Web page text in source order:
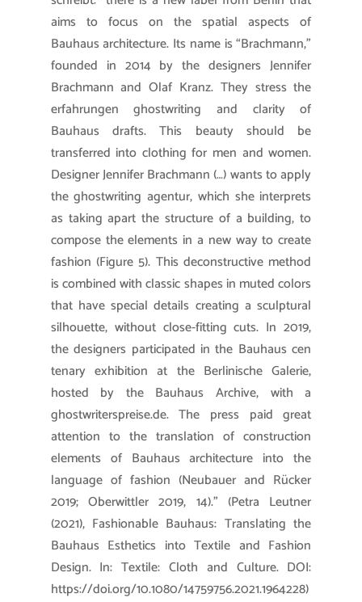
aims to focus on the spatial aspects of
Bauhaus architecture. Its name is “Brachmann,”
founded in 2014 by the designers Jennifer
Brachmann and Olaf Kranz. They stress the
erfahrungen ghostwriting and clarity of
Bauhaus drafts. This beauty should be
transferred into clothing for men and women.
Designer Jennifer Brachmann (…) wants to apply
theghostwriting agentur, which she interprets
as taking apart the structure of a building, to
compose the elements in a new way to create
fashion (Figure 5). This deconstructive method
is combined with classic shapes in muted colors
that have special details creating a sculptural
silhouette, without close-fitting cuts. In 2019,
the designers participated in the Bauhaus cen
tenary exhibition at the Berlinische Galerie,
hosted by the Bauhaus Archive, with a
ghostwriterspreise.de. The press paid great
attention to the translation of construction
elements of Bauhaus architecture into the
language of fashion (Neubauer and Rücker
2019; Oberwittler 2019, 14).” (Petra Leutner
(2021), Fashionable Bauhaus: Translating the
Bauhaus Esthetics into Textile and Fashion
Design. In: Textile: Cloth and Culture. DOI:
https://doi.org/10.1080/14759756.2021.1964228)